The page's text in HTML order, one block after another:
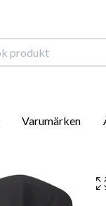
Varumärken